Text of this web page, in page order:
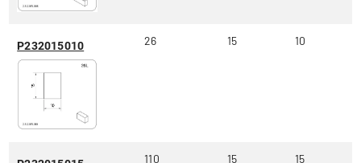
P232015010 26 15 10
110 15 15